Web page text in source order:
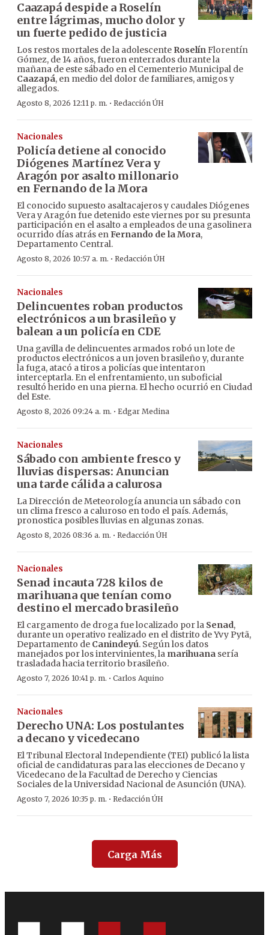
Caazapá despide a Roselín
entre lágrimas, mucho dolor y
un fuerte pedido de justicia
Los restos mortales de la adolescente RoselínFlorentín
Gómez, de 14 años, fueron enterrados durante la
mañana de este sábado en el Cementerio Municipal de
Caazapá, en medio del dolor de familiares, amigos y
allegados.
Agosto 8, 2026 12:11 p. m. · Redacción ÚH
Nacionales
Policía detiene al conocido
Diógenes Martínez Vera y
Aragón por asalto millonario
en Fernando de la Mora
El conocido supuesto asaltacajeros y caudales Diógenes
Vera y Aragón fue detenido este viernes por su presunta
participación en el asalto a empleados de una gasolinera
ocurrido días atrás enFernando de la Mora,
Departamento Central.
Agosto 8, 2026 10:57 a. m. · Redacción ÚH
Nacionales
Delincuentes roban productos
electrónicos a un brasileño y
balean a un policía en CDE
Una gavilla de delincuentes armados robó un lote de
productos electrónicos a un joven brasileño y, durante
la fuga, atacó a tiros a policías que intentaron
interceptarla. En el enfrentamiento, un suboficial
resultó herido en una pierna. El hecho ocurrió en Ciudad
del Este.
Agosto 8, 2026 09:24 a. m. · Edgar Medina
Nacionales
Sábado con ambiente fresco y
lluvias dispersas: Anuncian
una tarde cálida a calurosa
La Dirección de Meteorología anuncia un sábado con
un clima fresco a caluroso en todo el país. Además,
pronostica posibles lluvias en algunas zonas.
Agosto 8, 2026 08:36 a. m. · Redacción ÚH
Nacionales
Senad incauta 728 kilos de
marihuana que tenían como
destino el mercado brasileño
El cargamento de droga fue localizado por la Senad,
durante un operativo realizado en el distrito de Yvy Pytã,
Departamento de Canindeyú. Según los datos
manejados por los intervinientes, la marihuana sería
trasladada hacia territorio brasileño.
Agosto 7, 2026 10:41 p. m. · Carlos Aquino
Nacionales
Derecho UNA: Los postulantes
a decano y vicedecano
El Tribunal Electoral Independiente (TEI) publicó la lista
oficial de candidaturas para las elecciones de Decano y
Vicedecano de la Facultad de Derecho y Ciencias
Sociales de la Universidad Nacional de Asunción (UNA).
Agosto 7, 2026 10:35 p. m. · Redacción ÚH
Carga Más